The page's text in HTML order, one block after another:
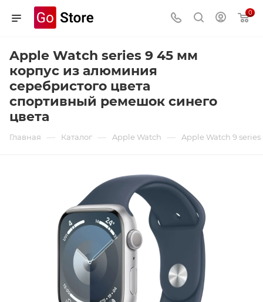
0
Apple Watch series 9 45 мм
корпус из алюминия
серебристого цвета
спортивный ремешок синего
цвета
Главная — Каталог — Apple Watch — Apple Watch 9 series